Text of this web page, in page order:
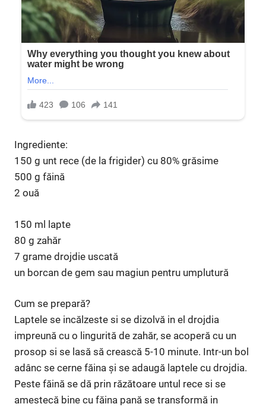
Ingrediente:
150 g unt rece (de la frigider) cu 80% grăsime
500 g făină
2 ouă
150 ml lapte
80 g zahăr
7 grame drojdie uscată
un borcan de gem sau magiun pentru umplutură
Cum se prepară?
Laptele se incălzeste si se dizolvă in el drojdia
impreună cu o lingurită de zahăr, se acoperă cu un
prosop si se lasă să crească 5-10 minute. Intr-un bol
adânc se cerne făina şi se adaugă laptele cu drojdia.
Peste făină se dă prin răzătoare untul rece si se
amestecă bine cu făina pană se transformă in